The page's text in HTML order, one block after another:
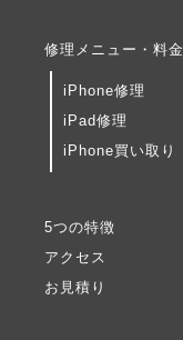
修理メニュー・料金
iPhone修理
iPad修理
iPhone買い取り
5つの特徴
アクセス
お見積り